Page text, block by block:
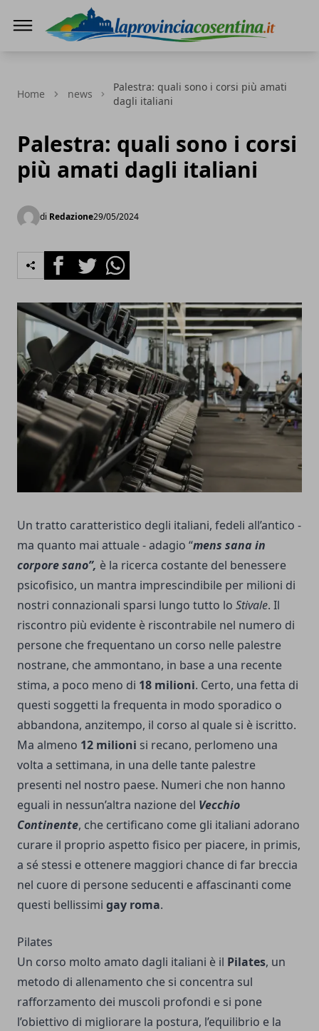
Home news
Palestra: quali sono i corsi più amati
dagli italiani
Palestra: quali sono i corsi
più amati dagli italiani
di Redazione29/05/2024
FacebookTwitterWhatsapp
Un tratto caratteristico degli italiani, fedeli all’antico -
ma quanto mai attuale - adagio “mens sana in
corpore sano”, è la ricerca costante del benessere
psicofisico, un mantra imprescindibile per milioni di
nostri connazionali sparsi lungo tutto lo Stivale. Il
riscontro più evidente è riscontrabile nel numero di
persone che frequentano un corso nelle palestre
nostrane, che ammontano, in base a una recente
stima, a poco meno di 18 milioni. Certo, una fetta di
questi soggetti la frequenta in modo sporadico o
abbandona, anzitempo, il corso al quale si è iscritto.
Ma almeno 12 milioni si recano, perlomeno una
volta a settimana, in una delle tante palestre
presenti nel nostro paese. Numeri che non hanno
eguali in nessun’altra nazione del Vecchio
Continente, che certificano come gli italiani adorano
curare il proprio aspetto fisico per piacere, in primis,
a sé stessi e ottenere maggiori chance di far breccia
nel cuore di persone seducenti e affascinanti come
questi bellissimi gay roma.
Pilates
Un corso molto amato dagli italiani è il Pilates, un
metodo di allenamento che si concentra sul
rafforzamento dei muscoli profondi e si pone
l’obiettivo di migliorare la postura, l’equilibrio e la